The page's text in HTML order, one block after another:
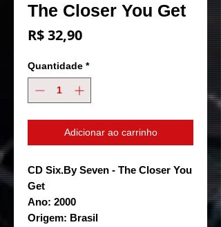
The Closer You Get
R$ 32,90Preço
Quantidade *
Adicionar ao carrinho
CD Six.By Seven - The Closer You
Get
Ano: 2000
Origem: Brasil